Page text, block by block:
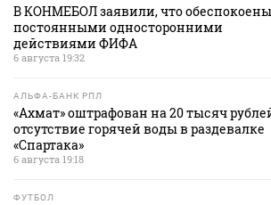
В КОНМЕБОЛ заявили, что обеспокоены
постоянными односторонними
действиями ФИФА
6 августа 19:32
АЛЬФА-БАНК РПЛ
«Ахмат» оштрафован на 20 тысяч
отсутствие горячей воды в раздевалке
«Спартака»
6 августа 19:18
ФУТБОЛ